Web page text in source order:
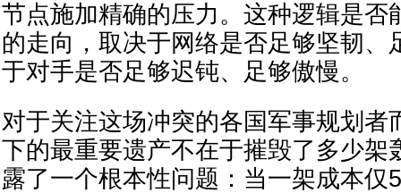
节点施加精确的压力。这种逻辑是否
的走向，取决于网络是否足够坚韧、
于对手是否足够迟钝、足够傲慢。
对于关注这场冲突的各国军事规划者
下的最重要遗产不在于摧毁了多少架
露了一个根本性问题：当一架成本仅